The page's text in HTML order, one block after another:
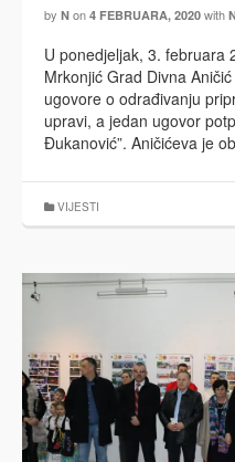
by N on 4 FEBRUARA, 2020 with
U ponedjeljak, 3. februara
Mrkonjić Grad Divna
ugovore o odrađivanju
upravi, a jedan ugovor
Đukanović”. Aničićeva je
VIJESTI